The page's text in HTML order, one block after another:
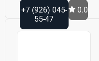
+7 (926) 045-
55-47
0.0